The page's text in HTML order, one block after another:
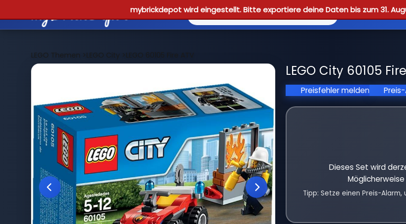
mybrickdepot wird eingestellt. Bitte exportiere deine Daten bis zum 31.
Reviews
LEGO Themen >LEGO City >LEGO 60105 Fire ATV
LEGO City 60105
Preisfehler melden
Dieses Set wird
Tipp: Setze einen Preis-